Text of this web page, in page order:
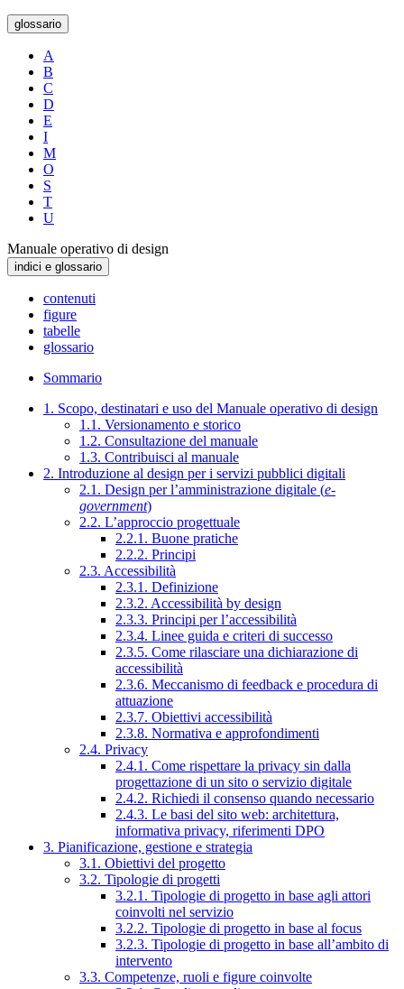
glossario
A
B
C
D
E
I
M
O
S
T
U
Manuale operativo di design
indici e glossario
contenuti
figure
tabelle
glossario
Sommario
1. Scopo, destinatari e uso del Manuale operativo di design
1.1. Versionamento e storico
1.2. Consultazione del manuale
1.3. Contribuisci al manuale
2. Introduzione al design per i servizi pubblici digitali
2.1. Design per l’amministrazione digitale (e-
government)
2.2. L’approccio progettuale
2.2.1. Buone pratiche
2.2.2. Principi
2.3. Accessibilità
2.3.1. Definizione
2.3.2. Accessibilità by design
2.3.3. Principi per l’accessibilità
2.3.4. Linee guida e criteri di successo
2.3.5. Come rilasciare una dichiarazione di
accessibilità
2.3.6. Meccanismo di feedback e procedura di
attuazione
2.3.7. Obiettivi accessibilità
2.3.8. Normativa e approfondimenti
2.4. Privacy
2.4.1. Come rispettare la privacy sin dalla
progettazione di un sito o servizio digitale
2.4.2. Richiedi il consenso quando necessario
2.4.3. Le basi del sito web: architettura,
informativa privacy, riferimenti DPO
3. Pianificazione, gestione e strategia
3.1. Obiettivi del progetto
3.2. Tipologie di progetti
3.2.1. Tipologie di progetto in base agli attori
coinvolti nel servizio
3.2.2. Tipologie di progetto in base al focus
3.2.3. Tipologie di progetto in base all’ambito di
intervento
3.3. Competenze, ruoli e figure coinvolte